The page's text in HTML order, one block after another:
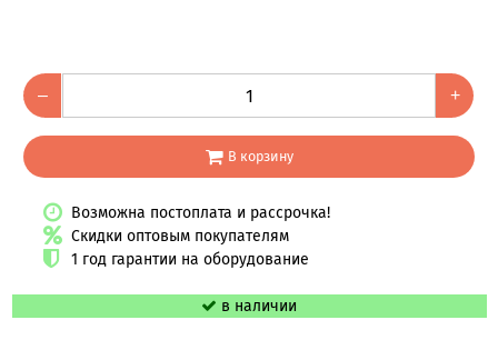
– +
В корзину
Возможна постоплата и рассрочка!
Скидки оптовым покупателям
1 год гарантии на оборудование
в наличии